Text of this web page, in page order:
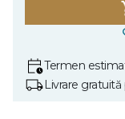
Termen
Livrare